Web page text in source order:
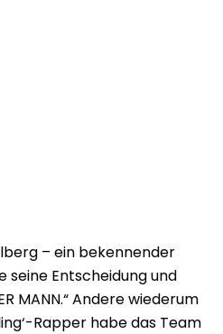
– ein bekennender
Entscheidung und
MANN.“ Andere wiederum
Rapper habe das Team